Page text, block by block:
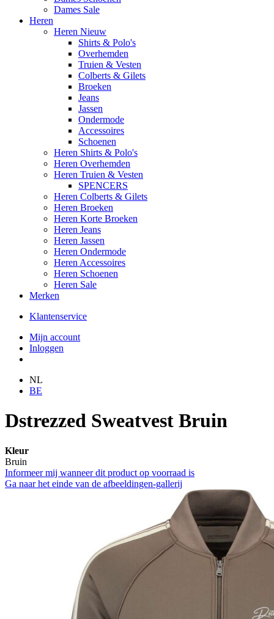
Dames Sale
Heren
Heren Nieuw
Shirts & Polo's
Overhemden
Truien & Vesten
Colberts & Gilets
Broeken
Jeans
Jassen
Ondermode
Accessoires
Schoenen
Heren Shirts & Polo's
Heren Overhemden
Heren Truien & Vesten
SPENCERS
Heren Colberts & Gilets
Heren Broeken
Heren Korte Broeken
Heren Jeans
Heren Jassen
Heren Ondermode
Heren Accessoires
Heren Schoenen
Heren Sale
Merken
Klantenservice
Mijn account
Inloggen
NL
BE
Dstrezzed Sweatvest Bruin
Kleur
Bruin
Informeer mij wanneer dit product op voorraad is
Ga naar het einde van de afbeeldingen-gallerij